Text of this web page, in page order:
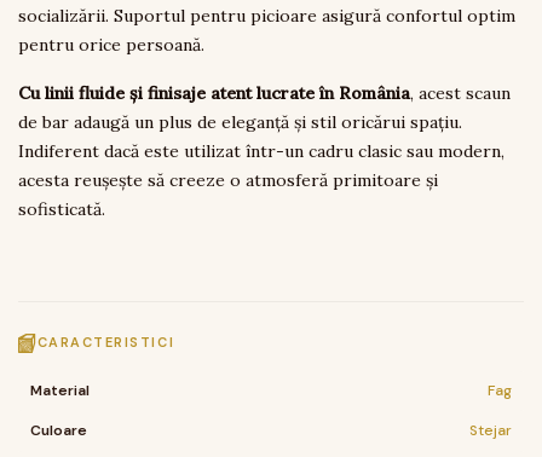
socializării. Suportul pentru picioare asigură confortul optim
pentru orice persoană.
Cu linii fluide și finisaje atent lucrate în România, acest scaun
de bar adaugă un plus de eleganță și stil oricărui spațiu.
Indiferent dacă este utilizat într-un cadru clasic sau modern,
acesta reușește să creeze o atmosferă primitoare și
sofisticată.
CARACTERISTICI
Material Fag
Culoare Stejar